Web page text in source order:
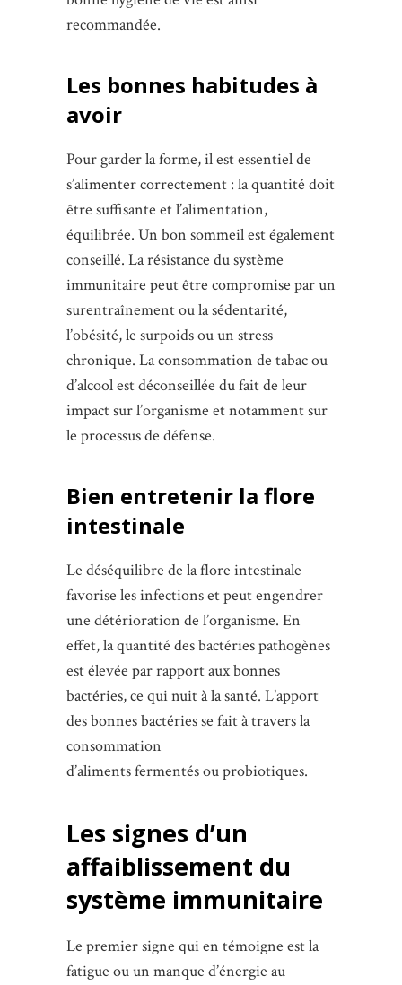
recommandée.
Les bonnes habitudes à
avoir
Pour garder la forme, il est essentiel de
s’alimenter correctement : la quantité doit
être suffisante et l’alimentation,
équilibrée. Un bon sommeil est également
conseillé. La résistance du système
immunitaire peut être compromise par un
surentraînement ou la sédentarité,
l’obésité, le surpoids ou un stress
chronique. La consommation de tabac ou
d’alcool est déconseillée du fait de leur
impact sur l’organisme et notamment sur
le processus de défense.
Bien entretenir la flore
intestinale
Le déséquilibre de la flore intestinale
favorise les infections et peut engendrer
une détérioration de l’organisme. En
effet, la quantité des bactéries pathogènes
est élevée par rapport aux bonnes
bactéries, ce qui nuit à la santé. L’apport
des bonnes bactéries se fait à travers la
consommation
d’aliments fermentés ou probiotiques.
Les signes d’un
affaiblissement du
système immunitaire
Le premier signe qui en témoigne est la
fatigue ou un manque d’énergie au